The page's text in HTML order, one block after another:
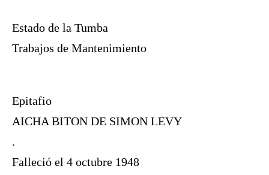
Estado de la Tumba
Trabajos de Mantenimiento
Epitafio
AICHA BITON DE SIMON LEVY
.
Falleció el 4 octubre 1948